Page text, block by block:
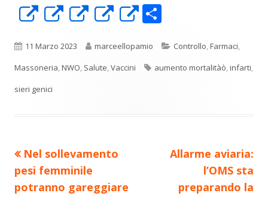
Apre
una
nuova
finestra
Apre
una
nuova
Apre
una
nuova
Apre
una
nuova
Apre
una
nuova
n
di
Pubblicato
11 Marzo 2023 Autore
marceellopamio Categorie
Controllo,Farmaci,
Massoneria,NWO, Salute,Vaccini Tag
aumento mortalitàò,infarti,
sieri genici
Navigazione
articoli
Precedente
articolo:
Nel sollevamento
pesi femminile
potranno gareggiare
Nuovo
articolo:
Allarme aviaria:
l’OMS sta
preparando la